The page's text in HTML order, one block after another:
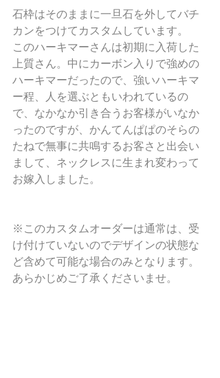
石枠はそのままに一旦石を外してバチ
カンをつけてカスタムしています。
このハーキマーさんは初期に入荷した
上質さん。中にカーボン入りで強めの
ハーキマーだったので、強いハーキマ
ー程、人を選ぶともいわれているの
で、なかなか引き合うお客様がいなか
ったのですが、かんてんぱぱのそらの
たねで無事に共鳴するお客さと出会い
まして、ネックレスに生まれ変わって
お嫁入しました。
※このカスタムオーダーは通常は、受
け付けていないのでデザインの状態な
ど含めて可能な場合のみとなります。
あらかじめご了承くださいませ。